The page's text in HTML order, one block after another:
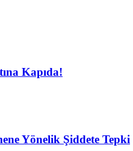
Kapıda!
Yönelik Şiddete Tepki